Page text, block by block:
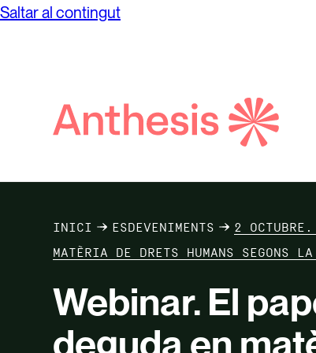
Saltar al contingut
INICI ESDEVENIMENTS
2
MATÈRIA DE DRETS HUMANS SEGONS LA
Webinar. El
deguda en